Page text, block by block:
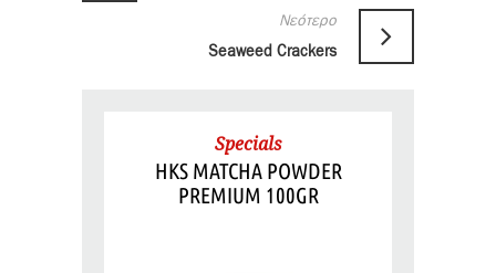
Νεότερο
Seaweed Crackers
Specials
HKS MATCHA POWDER
PREMIUM 100GR